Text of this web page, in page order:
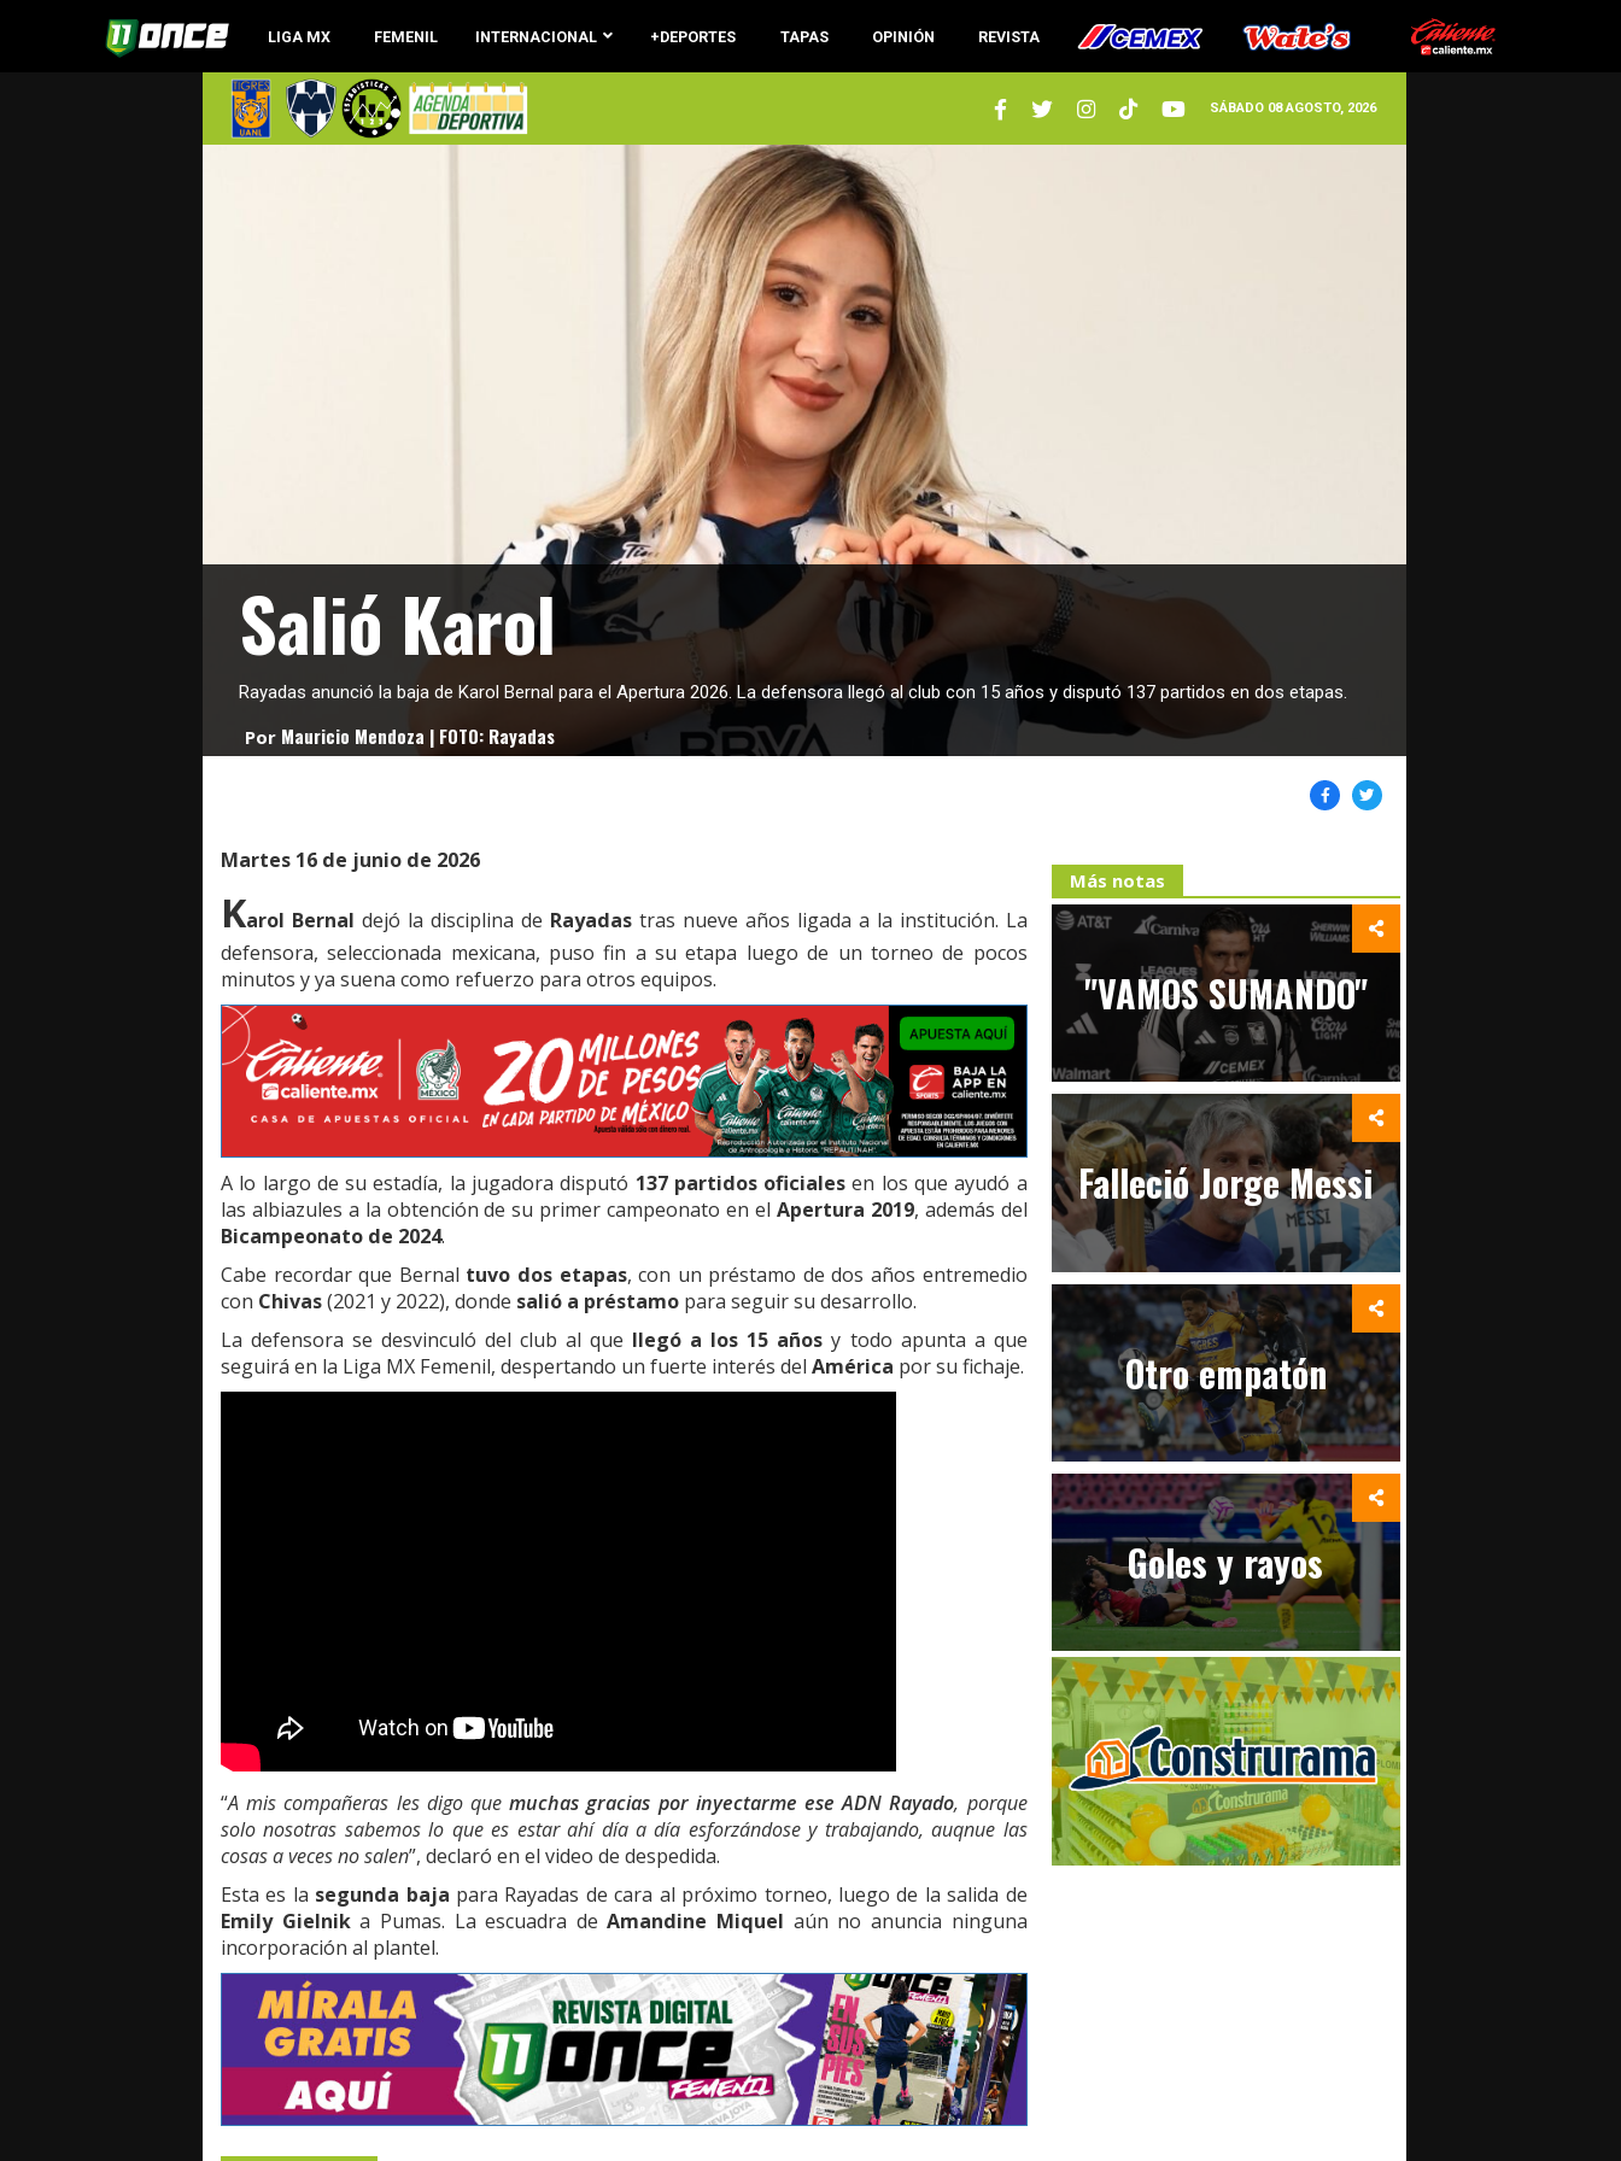
LIGA MX FEMENIL INTERNACIONAL +DEPORTES TAPAS OPINIÓN REVISTA
SÁBADO 08 AGOSTO, 2026
Salió Karol
Rayadas anunció la baja de Karol Bernal para el Apertura 2026. La defensora llegó al club con 15 años y disputó 137 partidos en dos etapas.
Por Mauricio Mendoza | FOTO: Rayadas
Martes 16 de junio de 2026
Karol Bernal dejó la disciplina de Rayadastras nueve años ligada a la institución. La
defensora, seleccionada mexicana, puso fin a su etapa luego de un torneo de pocos
minutos y ya suena como refuerzo para otros equipos.
A lo largo de su estadía, la jugadora disputó 137 partidos oficiales en los que ayudó a
las albiazules a la obtención de su primer campeonato en el Apertura 2019, además del
Bicampeonato de 2024.
Cabe recordar que Bernal tuvo dos etapas, con un préstamo de dos años entremedio
con Chivas(2021 y 2022), donde salió a préstamo para seguir su desarrollo.
La defensora se desvinculó del club al que llegó a los 15 años y todo apunta a que
seguirá en la Liga MX Femenil, despertando un fuerte interés del América por su fichaje.
“A mis compañeras les digo quemuchas gracias por inyectarme ese ADN Rayado, porque
solo nosotras sabemos lo que es estar ahí día a día esforzándose y trabajando, auqnue las
cosas a veces no salen”, declaró en el video de despedida.
Esta es la segunda baja para Rayadas de cara al próximo torneo, luego de la salida de
Emily Gielnika Pumas. La escuadra deAmandine Miquel aún no anuncia ninguna
incorporación al plantel.
Más notas
"VAMOS SUMANDO"
Falleció Jorge Messi
Otro empatón
Goles y rayos